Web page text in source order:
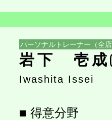
パーソナルトレーナー（全店
岩下 壱成
Iwashita Issei
■ 得意分野